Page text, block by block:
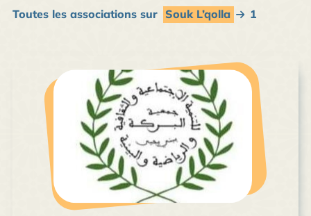
Toutes les associations sur Souk L’qolla 1